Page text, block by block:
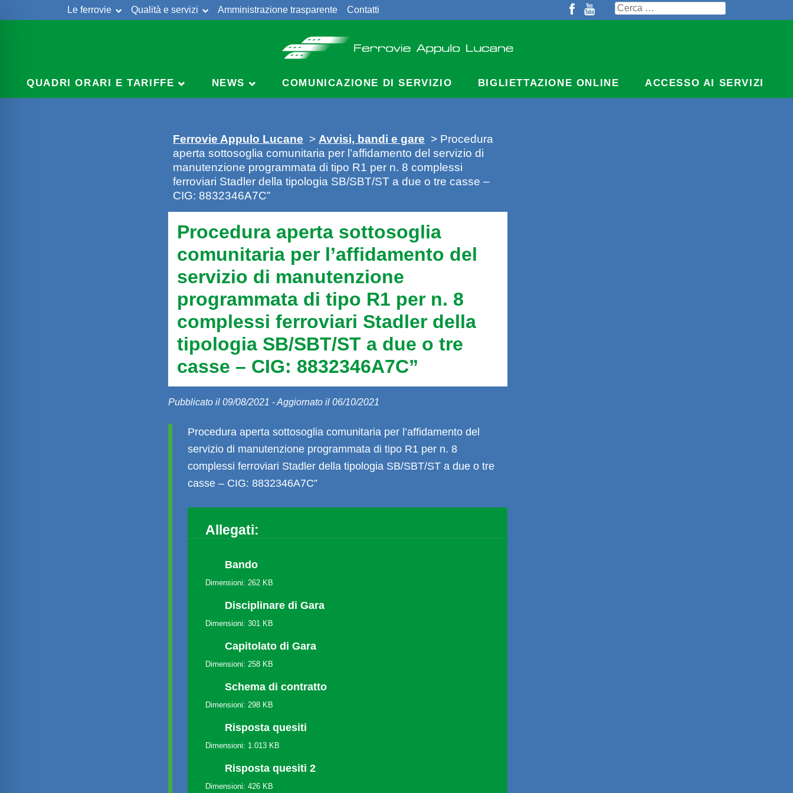
Le ferrovie Qualità e servizi Amministrazione trasparente Contatti
Ricerca
per:
QUADRI ORARI E TARIFFE NEWS COMUNICAZIONE DI SERVIZIO BIGLIETTAZIONE ONLINE ACCESSO AI SERVIZI
Ferrovie Appulo Lucane > Avvisi, bandi e gare > Procedura
aperta sottosoglia comunitaria per l’affidamento del servizio di
manutenzione programmata di tipo R1 per n. 8 complessi
ferroviari Stadler della tipologia SB/SBT/ST a due o tre casse –
CIG: 8832346A7C”
Procedura aperta sottosoglia
comunitaria per l’affidamento del
servizio di manutenzione
programmata di tipo R1 per n. 8
complessi ferroviari Stadler della
tipologia SB/SBT/ST a due o tre
casse – CIG: 8832346A7C”
Pubblicato il 09/08/2021 - Aggiornato il 06/10/2021
Procedura aperta sottosoglia comunitaria per l’affidamento del
servizio di manutenzione programmata di tipo R1 per n. 8
complessi ferroviari Stadler della tipologia SB/SBT/ST a due o tre
casse – CIG: 8832346A7C”
Allegati:
Bando
Dimensioni: 262 KB
Disciplinare di Gara
Dimensioni: 301 KB
Capitolato di Gara
Dimensioni: 258 KB
Schema di contratto
Dimensioni: 298 KB
Risposta quesiti
Dimensioni: 1.013 KB
Risposta quesiti 2
Dimensioni: 426 KB